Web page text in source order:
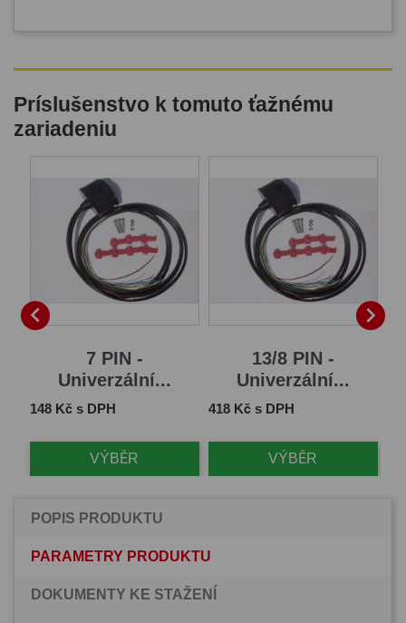
Príslušenstvo k tomuto ťažnému
zariadeniu

7 PIN -
Univerzální...
Cena
148 Kč s DPH
VÝBĚR
13/8 PIN -
Univerzální...
Cena
418 Kč s DPH
VÝBĚR

POPIS PRODUKTU
PARAMETRY PRODUKTU
DOKUMENTY KE STAŽENÍ